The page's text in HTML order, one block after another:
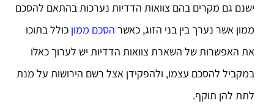
ישנם גם מקרים בהם צוואות הדדיות נערכות בהתאם להסכם
ממון אשר נערך בין בני הזוג, כאשר הסכם ממון כולל בתוכו
את האפשרות של השארת צוואות הדדיות יש לערוך כאלו
במקביל להסכם עצמו, ולהפקידן אצל רשם הירושות על מנת
לתת להן תוקף.